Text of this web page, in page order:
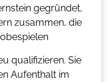
gegründet,
zusammen, die
qualifizieren. Sie
Aufenthalt im